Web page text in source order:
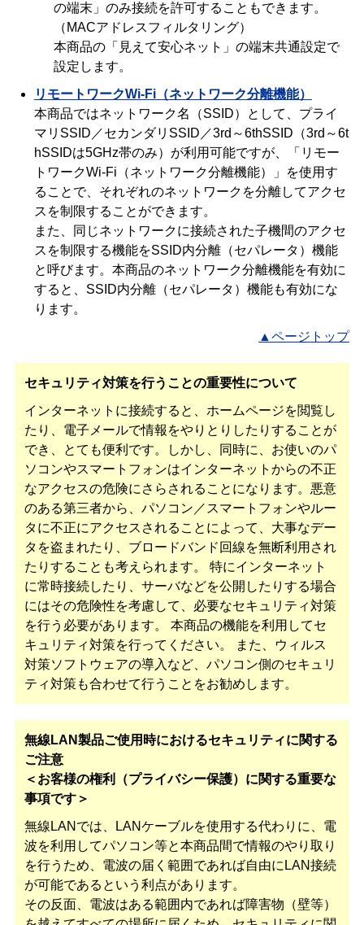
の端末」のみ接続を許可することもできます。
（MACアドレスフィルタリング）
本商品の「見えて安心ネット」の端末共通設定で
設定します。
リモートワークWi-Fi（ネットワーク分離機能）
本商品ではネットワーク名（SSID）として、プライ
マリSSID／セカンダリSSID／3rd～6thSSID（3rd～6t
hSSIDは5GHz帯のみ）が利用可能ですが、「リモー
トワークWi-Fi（ネットワーク分離機能）」を使用す
ることで、それぞれのネットワークを分離してアクセ
スを制限することができます。
また、同じネットワークに接続された子機間のアクセ
スを制限する機能をSSID内分離（セパレータ）機能
と呼びます。本商品のネットワーク分離機能を有効に
すると、SSID内分離（セパレータ）機能も有効にな
ります。
▲ページトップ
セキュリティ対策を行うことの重要性について
インターネットに接続すると、ホームページを閲覧し
たり、電子メールで情報をやりとりしたりすることが
でき、とても便利です。しかし、同時に、お使いのパ
ソコンやスマートフォンはインターネットからの不正
なアクセスの危険にさらされることになります。悪意
のある第三者から、パソコン／スマートフォンやルー
タに不正にアクセスされることによって、大事なデー
タを盗まれたり、ブロードバンド回線を無断利用され
たりすることも考えられます。 特にインターネット
に常時接続したり、サーバなどを公開したりする場合
にはその危険性を考慮して、必要なセキュリティ対策
を行う必要があります。 本商品の機能を利用してセ
キュリティ対策を行ってください。 また、ウィルス
対策ソフトウェアの導入など、パソコン側のセキュリ
ティ対策も合わせて行うことをお勧めします。
無線LAN製品ご使用時におけるセキュリティに関する
ご注意
＜お客様の権利（プライバシー保護）に関する重要な
事項です＞
無線LANでは、LANケーブルを使用する代わりに、電
波を利用してパソコン等と本商品間で情報のやり取り
を行うため、電波の届く範囲であれば自由にLAN接続
が可能であるという利点があります。
その反面、電波はある範囲内であれば障害物（壁等）